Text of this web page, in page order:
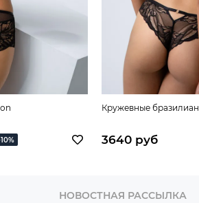
Кружевные
3640 руб
НОВОСТНАЯ РАССЫЛКА